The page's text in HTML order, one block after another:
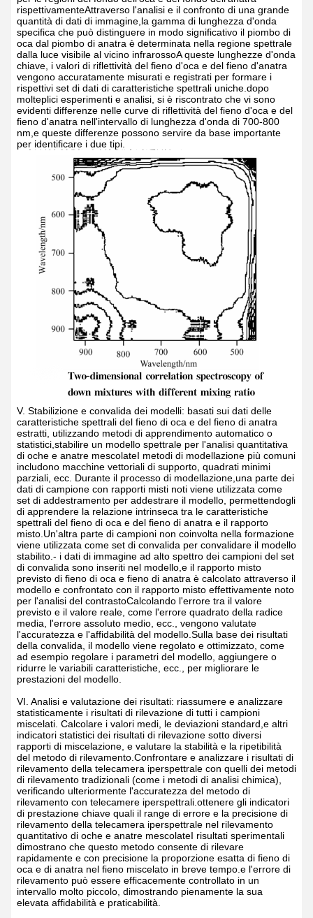
rispettivamenteAttraverso l'analisi e il confronto di una grande
quantità di dati di immagine,la gamma di lunghezza d'onda
specifica che può distinguere in modo significativo il piombo di
oca dal piombo di anatra è determinata nella regione spettrale
dalla luce visibile al vicino infrarossoA queste lunghezze d'onda
chiave, i valori di riflettività del fieno d'oca e del fieno d'anatra
vengono accuratamente misurati e registrati per formare i
rispettivi set di dati di caratteristiche spettrali uniche.dopo
molteplici esperimenti e analisi, si è riscontrato che vi sono
evidenti differenze nelle curve di riflettività del fieno d'oca e del
fieno d'anatra nell'intervallo di lunghezza d'onda di 700-800
nm,e queste differenze possono servire da base importante
per identificare i due tipi.
V. Stabilizione e convalida dei modelli: basati sui dati delle
caratteristiche spettrali del fieno di oca e del fieno di anatra
estratti, utilizzando metodi di apprendimento automatico o
statistici,stabilire un modello spettrale per l'analisi quantitativa
di oche e anatre mescolateI metodi di modellazione più comuni
includono macchine vettoriali di supporto, quadrati minimi
parziali, ecc. Durante il processo di modellazione,una parte dei
dati di campione con rapporti misti noti viene utilizzata come
set di addestramento per addestrare il modello, permettendogli
di apprendere la relazione intrinseca tra le caratteristiche
spettrali del fieno di oca e del fieno di anatra e il rapporto
misto.Un'altra parte di campioni non coinvolta nella formazione
viene utilizzata come set di convalida per convalidare il modello
stabilito.- i dati di immagine ad alto spettro dei campioni del set
di convalida sono inseriti nel modello,e il rapporto misto
previsto di fieno di oca e fieno di anatra è calcolato attraverso il
modello e confrontato con il rapporto misto effettivamente noto
per l'analisi del contrastoCalcolando l'errore tra il valore
previsto e il valore reale, come l'errore quadrato della radice
media, l'errore assoluto medio, ecc., vengono valutate
l'accuratezza e l'affidabilità del modello.Sulla base dei risultati
della convalida, il modello viene regolato e ottimizzato, come
ad esempio regolare i parametri del modello, aggiungere o
ridurre le variabili caratteristiche, ecc., per migliorare le
prestazioni del modello.
VI. Analisi e valutazione dei risultati: riassumere e analizzare
statisticamente i risultati di rilevazione di tutti i campioni
miscelati. Calcolare i valori medi, le deviazioni standard,e altri
indicatori statistici dei risultati di rilevazione sotto diversi
rapporti di miscelazione, e valutare la stabilità e la ripetibilità
del metodo di rilevamento.Confrontare e analizzare i risultati di
rilevamento della telecamera iperspettrale con quelli dei metodi
di rilevamento tradizionali (come i metodi di analisi chimica),
verificando ulteriormente l'accuratezza del metodo di
rilevamento con telecamere iperspettrali.ottenere gli indicatori
di prestazione chiave quali il range di errore e la precisione di
rilevamento della telecamera iperspettrale nel rilevamento
quantitativo di oche e anatre mescolateI risultati sperimentali
dimostrano che questo metodo consente di rilevare
rapidamente e con precisione la proporzione esatta di fieno di
oca e di anatra nel fieno miscelato in breve tempo.e l'errore di
rilevamento può essere efficacemente controllato in un
intervallo molto piccolo, dimostrando pienamente la sua
elevata affidabilità e praticabilità.